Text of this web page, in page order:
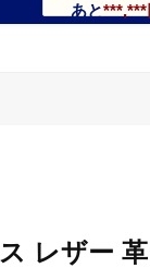
あと***,***
レザー